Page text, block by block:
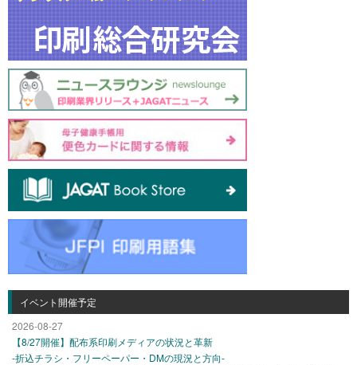
イベント開催予定
2026-08-27
【8/27開催】配布系印刷メディアの状況と革新
-折込チラシ・フリーペーパー・DMの現況と方向-